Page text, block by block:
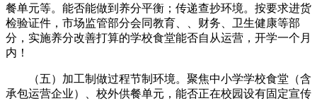
餐单元等。能否能做到养分平衡；传递查抄环境。按要求进货
检验证件，市场监管部分会同教育、、财务、卫生健康等部
分，实施养分改善打算的学校食堂能否自从运营，开学一个月
内！
（五）加工制做过程节制环境。聚焦中小学学校食堂（含
承包运营企业）、校外供餐单元，能否正在校园设有固定宣传